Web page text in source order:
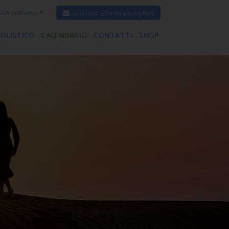
iscriviti alla mailing list
(italiano)
CALENDARIO CONTATTI SHOP